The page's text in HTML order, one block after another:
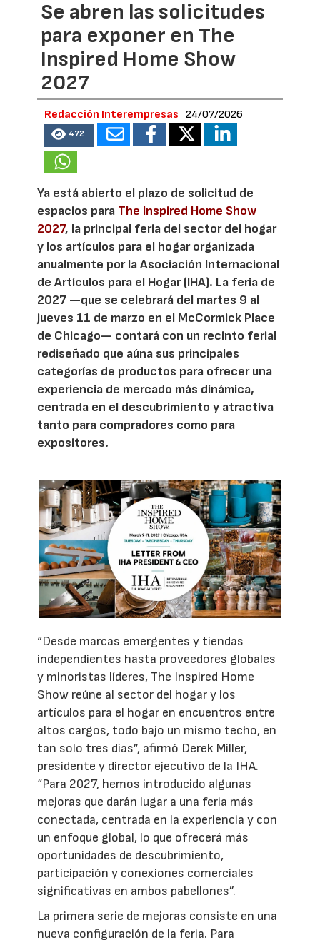
Se abren las solicitudes
para exponer en The
Inspired Home Show
2027
Redacción Interempresas 24/07/2026
472
Ya está abierto el plazo de solicitud de
espacios para The Inspired Home Show
2027, la principal feria del sector del hogar
y los artículos para el hogar organizada
anualmente por la Asociación Internacional
de Artículos para el Hogar (IHA). La feria de
2027 —que se celebrará del martes 9 al
jueves 11 de marzo en el McCormick Place
de Chicago— contará con un recinto ferial
rediseñado que aúna sus principales
categorías de productos para ofrecer una
experiencia de mercado más dinámica,
centrada en el descubrimiento y atractiva
tanto para compradores como para
expositores.
“Desde marcas emergentes y tiendas
independientes hasta proveedores globales
y minoristas líderes, The Inspired Home
Show reúne al sector del hogar y los
artículos para el hogar en encuentros entre
altos cargos, todo bajo un mismo techo, en
tan solo tres días”, afirmó Derek Miller,
presidente y director ejecutivo de la IHA.
“Para 2027, hemos introducido algunas
mejoras que darán lugar a una feria más
conectada, centrada en la experiencia y con
un enfoque global, lo que ofrecerá más
oportunidades de descubrimiento,
participación y conexiones comerciales
significativas en ambos pabellones”.
La primera serie de mejoras consiste en una
nueva configuración de la feria. Para